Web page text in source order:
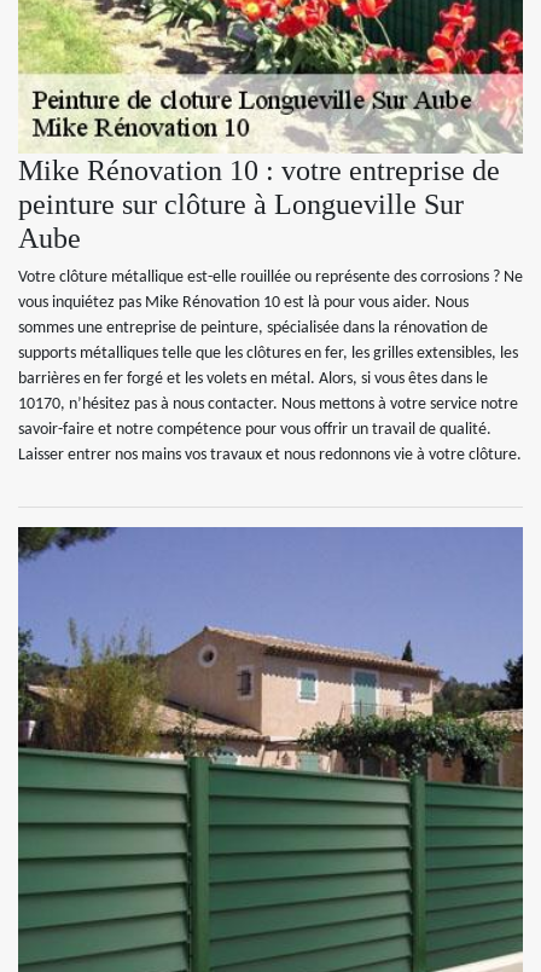
Mike Rénovation 10 : votre entreprise de
peinture sur clôture à Longueville Sur
Aube
Votre clôture métallique est-elle rouillée ou représente des corrosions ? Ne
vous inquiétez pas Mike Rénovation 10 est là pour vous aider. Nous
sommes une entreprise de peinture, spécialisée dans la rénovation de
supports métalliques telle que les clôtures en fer, les grilles extensibles, les
barrières en fer forgé et les volets en métal. Alors, si vous êtes dans le
10170, n’hésitez pas à nous contacter. Nous mettons à votre service notre
savoir-faire et notre compétence pour vous offrir un travail de qualité.
Laisser entrer nos mains vos travaux et nous redonnons vie à votre clôture.